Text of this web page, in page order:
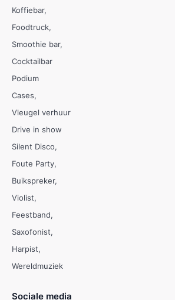
Koffiebar
Foodtruck
Smoothie bar
Cocktailbar
Podium
Cases
Vleugel verhuur
Drive in show
Silent Disco
Foute Party
Buikspreker
Violist
Feestband
Saxofonist
Harpist
Wereldmuziek
Sociale media